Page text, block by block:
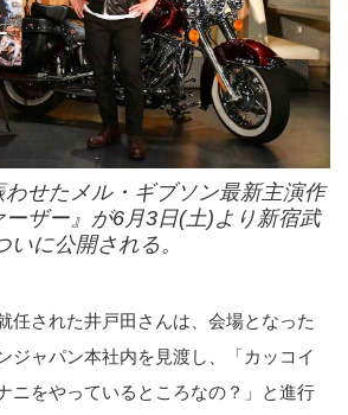
わせたメル・ギブソン最新主演作
ーザー』が6月3日(土)より新宿武
に公開される。
任された井戸田さんは、会場となった
ジャパン本社内を見渡し、「カッコイ
ニをやっているところなの？」と進行